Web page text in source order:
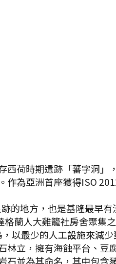
荷時期遺跡「蕃字洞」
為亞洲首座獲得ISO
的地方，也是基隆最早
蘭人大雞籠社房舍聚集
以最少的人工設施來減
立，擁有海蝕平台、豆
並為其命名，其中包含